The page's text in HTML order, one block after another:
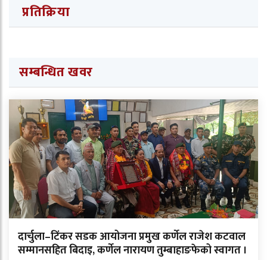
प्रतिक्रिया
सम्बन्धित खवर
दार्चुला–टिंकर सडक आयोजना प्रमुख कर्णेल राजेश कटवाल
सम्मानसहित बिदाइ, कर्णेल नारायण तुम्बाहाङफेको स्वागत ।